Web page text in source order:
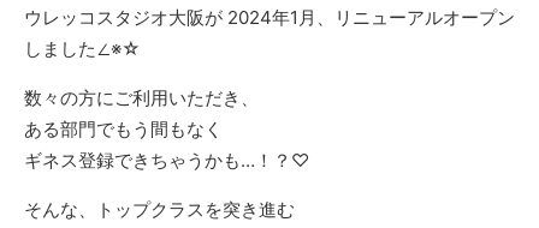
ウレッコスタジオ大阪が 2024年1月、リニューアルオープン
しました∠※☆
数々の方にご利用いただき、
ある部門でもう間もなく
ギネス登録できちゃうかも…！？♡
そんな、トップクラスを突き進む